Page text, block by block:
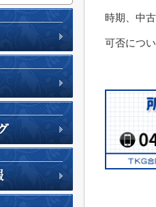
時期、中
可否につ